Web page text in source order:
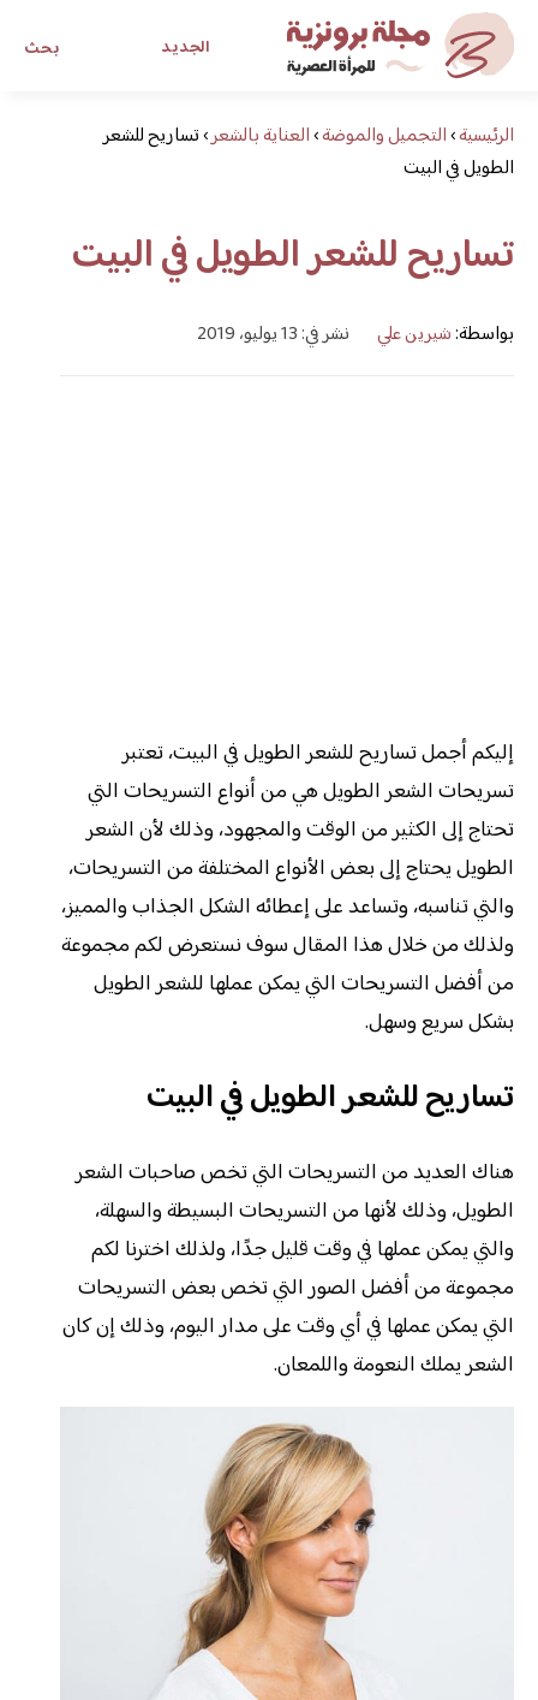
بحث الجديد
مجلة برونزية للفتاة العصريةالرئيسية›التجميل والموضة›العناية بالشعر›تساريح للشعر
الطويل في البيت
تساريح للشعر الطويل في البيت
بواسطة:شيرين علي نشر في: 13 يوليو، 2019
إليكم أجمل تساريح للشعر الطويل في البيت، تعتبر
تسريحات الشعر الطويل هي من أنواع التسريحات التي
تحتاج إلى الكثير من الوقت والمجهود، وذلك لأن الشعر
الطويل يحتاج إلى بعض الأنواع المختلفة من التسريحات،
والتي تناسبه، وتساعد على إعطائه الشكل الجذاب والمميز،
ولذلك من خلال هذا المقال سوف نستعرض لكم مجموعة
من أفضل التسريحات التي يمكن عملها للشعر الطويل
بشكل سريع وسهل.
تساريح للشعر الطويل في البيت
هناك العديد من التسريحات التي تخص صاحبات الشعر
الطويل، وذلك لأنها من التسريحات البسيطة والسهلة،
والتي يمكن عملها في وقت قليل جدًا، ولذلك اخترنا لكم
مجموعة من أفضل الصور التي تخص بعض التسريحات
التي يمكن عملها في أي وقت على مدار اليوم، وذلك إن كان
الشعر يملك النعومة واللمعان.